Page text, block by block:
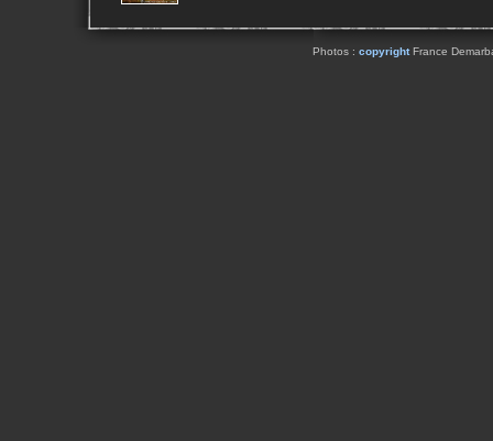
Photos : copyrightFrance